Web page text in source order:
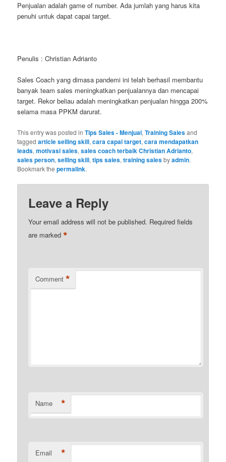
Penjualan adalah game of number. Ada jumlah yang harus kita
penuhi untuk dapat capai target.
Penulis : Christian Adrianto
Sales Coach yang dimasa pandemi ini telah berhasil membantu
banyak team sales meningkatkan penjualannya dan mencapai
target. Rekor beliau adalah meningkatkan penjualan hingga 200%
selama masa PPKM darurat.
This entry was posted inTips Sales - Menjual,Training Salesand
taggedarticle selling skill,cara capai target,cara mendapatkan
leads,motivasi sales,sales coach terbaik Christian Adrianto,
sales person,selling skill,tips sales,training salesbyadmin.
Bookmark thepermalink.
Leave a Reply
Your email address will not be published. Required fields
are marked*
Comment *
Name *
Email *